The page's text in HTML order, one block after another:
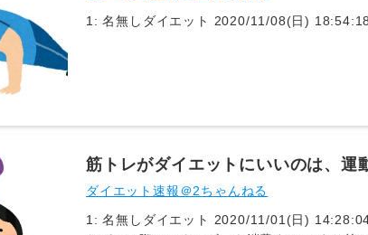
筋トレがダイエットにいいのは、運
エネルギーが大きいからなんだよ。
ダイエット速報＠2ちゃんねる
1: 名無しダイエット 2020/11/01(日) 14:28:04.977 ID:ZK23L0cu0 傷付いた筋肉を修復する際に筋肉は成長するわけ